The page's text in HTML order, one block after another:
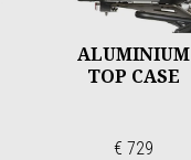
ALUMINIUM
TOP CASE
€ 729